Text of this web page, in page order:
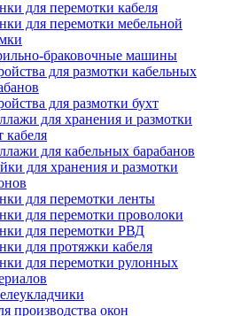
для перемотки кабеля
для перемотки мебельной
браковочные машины
для размотки кабельных
для размотки бухт
для хранения и размотки
кабеля
для кабельных барабанов
для хранения и размотки
для перемотки ленты
для перемотки проволоки
для перемотки РВД
для протяжки кабеля
для перемотки рулонных
производства окон